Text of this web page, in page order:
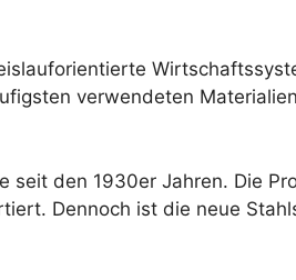
verwendeten
seit den 1930er Jahren. Die
Dennoch ist die neue